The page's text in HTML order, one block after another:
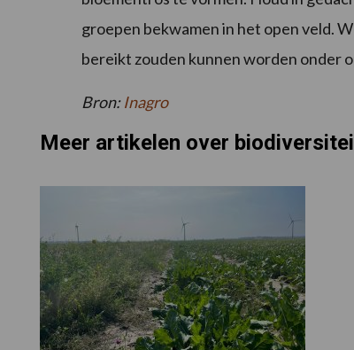
groepen bekwamen in het open veld.
bereikt zouden kunnen worden onder
Bron:Inagro
Meer artikelen over